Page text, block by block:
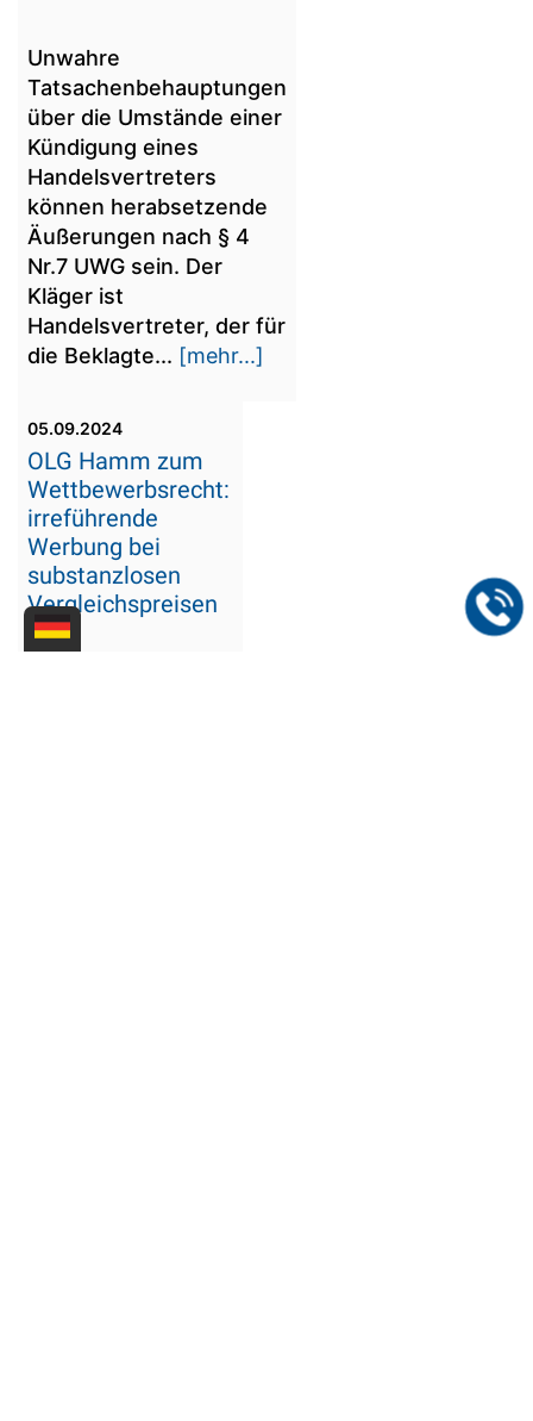
Unwahre
Tatsachenbehauptungen
über die Umstände einer
Kündigung eines
Handelsvertreters
können herabsetzende
Äußerungen nach § 4
Nr.7 UWG sein. Der
Kläger ist
Handelsvertreter, der für
die Beklagte... [mehr...]
05.09.2024
OLG Hamm zum
Wettbewerbsrecht:
irreführende
Werbung bei
substanzlosen
Vergleichspreisen